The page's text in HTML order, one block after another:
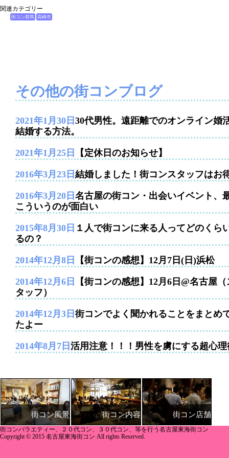
関連カテゴリー
街コン群馬 高崎市
その他の街コンブログ
2021年1月30日 30代男性。遠距離でのオンライン婚
結婚する方法。
2021年1月25日 【定休日のお知らせ】
2016年3月23日 結婚しました！街コンスタッフはお
2016年3月20日 名古屋の街コン・出会いイベント、
こういうのが面白い
2015年8月30日 １人で街コンに来る人ってどのくら
るの？
2014年12月8日 【街コンの感想】12月7日(日)浜松
2014年12月6日
【街コンの感想】12月6日@名古屋（
タッフ）
2014年12月3日 街コンでよく聞かれることをまとめ
たよー
2014年8月7日 活用注意！！！男性を虜にする超心理
街コン風景 街コン内容 街コン店舗
街コンバラエティー、２０代コン、３０代コン、等を行う名古屋東海街コン
Copyright © 2015 名古屋東海街コン All rights Reserved.